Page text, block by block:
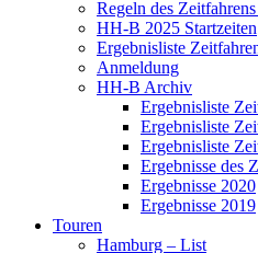
Regeln des
HH-B 2025 Startzeiten
Ergebnisliste
Anmeldung
HH-B Archiv
Ergebnisliste
Ergebnisliste
Ergebnisliste
Ergebnisse des
Ergebnisse 2020
Ergebnisse 2019
Touren
Hamburg – List